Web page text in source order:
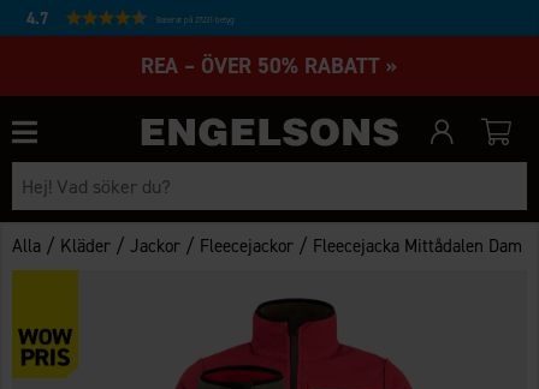
4.7 Baserat på 27231 betyg
REA – ÖVER 50% RABATT »
Alla / Kläder /Jackor / Fleecejackor / Fleecejacka Mittådalen Dam